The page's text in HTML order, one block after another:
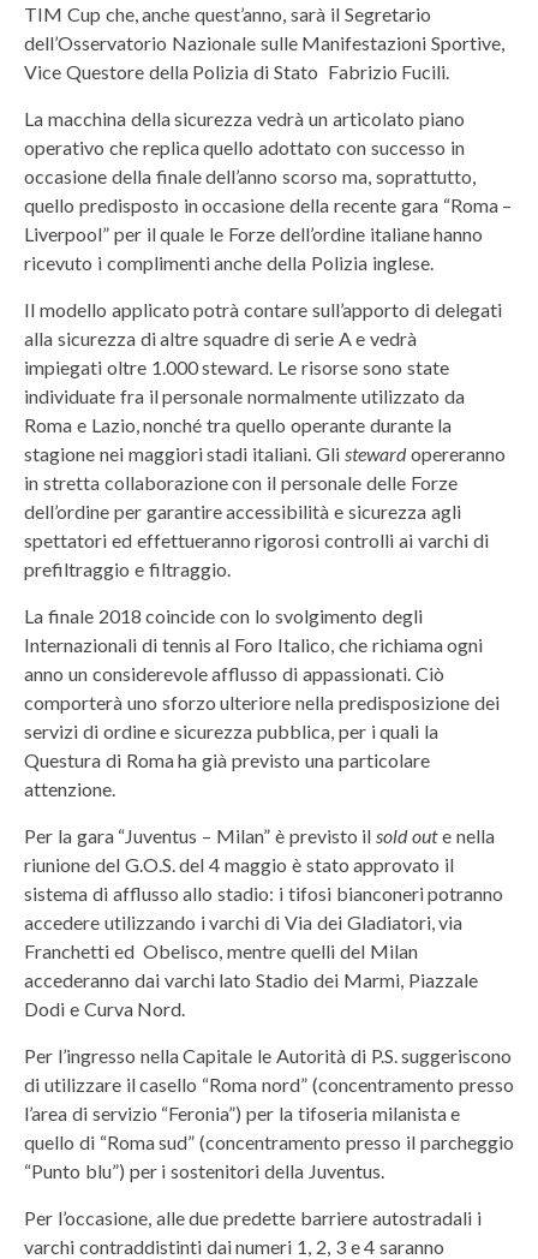
TIM Cup che, anche quest’anno, sarà il Segretario
dell’Osservatorio Nazionale sulle Manifestazioni Sportive,
Vice Questore della Polizia di Stato Fabrizio Fucili.
La macchina della sicurezza vedrà un articolato piano
operativo che replica quello adottato con successo in
occasione della finale dell’anno scorso ma, soprattutto,
quello predisposto in occasione della recente gara “Roma –
Liverpool” per il quale le Forze dell’ordine italiane hanno
ricevuto i complimenti anche della Polizia inglese.
Il modello applicato potrà contare sull’apporto di delegati
alla sicurezza di altre squadre di serie A e vedrà
impiegati oltre 1.000 steward. Le risorse sono state
individuate fra il personale normalmente utilizzato da
Roma e Lazio, nonché tra quello operante durante la
stagione nei maggiori stadi italiani. Gli stewardopereranno
in stretta collaborazione con il personale delle Forze
dell’ordine per garantire accessibilità e sicurezza agli
spettatori ed effettueranno rigorosi controlli ai varchi di
prefiltraggio e filtraggio.
La finale 2018 coincide con lo svolgimento degli
Internazionali di tennis al Foro Italico, che richiama ogni
anno un considerevole afflusso di appassionati. Ciò
comporterà uno sforzo ulteriore nella predisposizione dei
servizi di ordine e sicurezza pubblica, per i quali la
Questura di Roma ha già previsto una particolare
attenzione.
Per la gara “Juventus – Milan” è previsto ilsold oute nella
riunione del G.O.S. del 4 maggio è stato approvato il
sistema di afflusso allo stadio: i tifosi bianconeri potranno
accedere utilizzando i varchi di Via dei Gladiatori, via
Franchetti ed Obelisco, mentre quelli del Milan
accederanno dai varchi lato Stadio dei Marmi, Piazzale
Dodi e Curva Nord.
Per l’ingresso nella Capitale le Autorità di P.S. suggeriscono
di utilizzare il casello “Roma nord” (concentramento presso
l’area di servizio “Feronia”) per la tifoseria milanista e
quello di “Roma sud” (concentramento presso il parcheggio
“Punto blu”) per i sostenitori della Juventus.
Per l’occasione, alle due predette barriere autostradali i
varchi contraddistinti dai numeri 1, 2, 3 e 4 saranno